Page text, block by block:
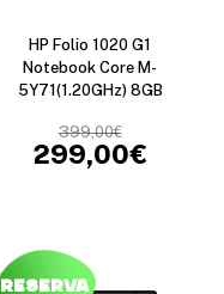
HP Folio 1020 G1
Notebook Core M-
5Y71(1.20GHz) 8GB
399,00€
299,00€
Reserva